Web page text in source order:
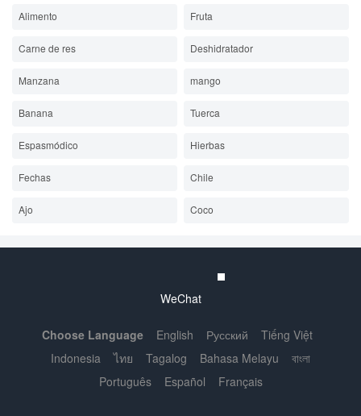
Alimento Fruta
Carne de res Deshidratador
Manzana mango
Banana Tuerca
Espasmódico Hierbas
Fechas Chile
Ajo Coco
WeChat
Choose Language English Русский
Tiếng Việt
Indonesia
ไทย Tagalog Bahasa Melayu
বাংলা
Português
Español Français